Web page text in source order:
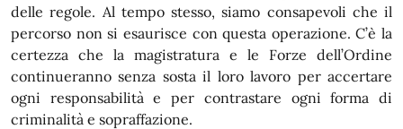
delle regole. Al tempo stesso, siamo consapevoli che il
percorso non si esaurisce con questa operazione. C’è la
certezza che la magistratura e le Forze dell’Ordine
continueranno senza sosta il loro lavoro per accertare
ogni responsabilità e per contrastare ogni forma di
criminalità e sopraffazione.